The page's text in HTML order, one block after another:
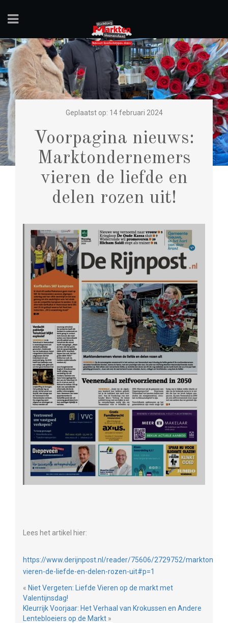
Geplaatst op: 14 februari 2024
Voorpagina nieuws:
Marktondernemers
vieren de liefde en
delen rozen uit!
Lees het artikel hier:
https://www.derijnpost.nl/reader/75606/2729752/
vieren-de-liefde-en-delen-rozen-uit#p=1
« Niet Vergeten: Liefde Vieren op de markt met
Valentijnsdag!
Kleurrijk Voorjaar: Het Verhaal van Krokussen en Andere
Lentebloeiers op de Markt »